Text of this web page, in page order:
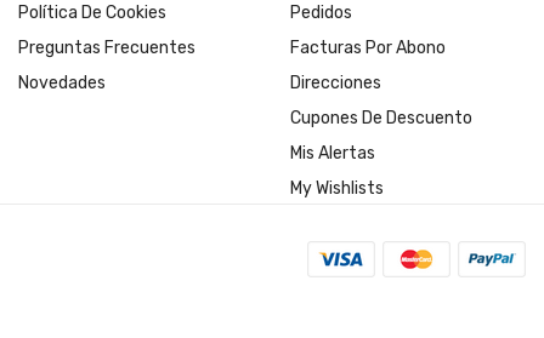
Política De Cookies
Preguntas Frecuentes
Novedades
Pedidos
Facturas Por Abono
Direcciones
Cupones De Descuento
Mis Alertas
My Wishlists